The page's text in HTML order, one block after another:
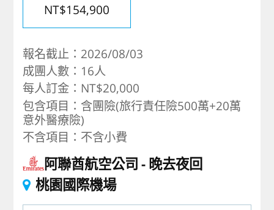
NT$154,900
報名截止：2026/08/03
成團人數：16人
每人訂金：NT$20,000
包含項目：含團險(旅行責任險500萬+20萬
意外醫療險)
不含項目：不含小費
阿聯酋航空公司
晚去夜回
桃園國際機場